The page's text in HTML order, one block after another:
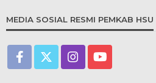
MEDIA SOSIAL RESMI PEMKAB HSU